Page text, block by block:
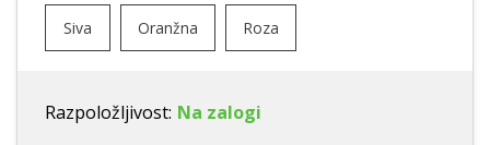
Siva Oranžna Roza
Razpoložljivost: Na zalogi